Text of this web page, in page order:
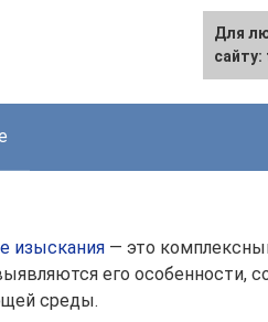
изыскания — это
его особенности,
среды.
Для
сайту: